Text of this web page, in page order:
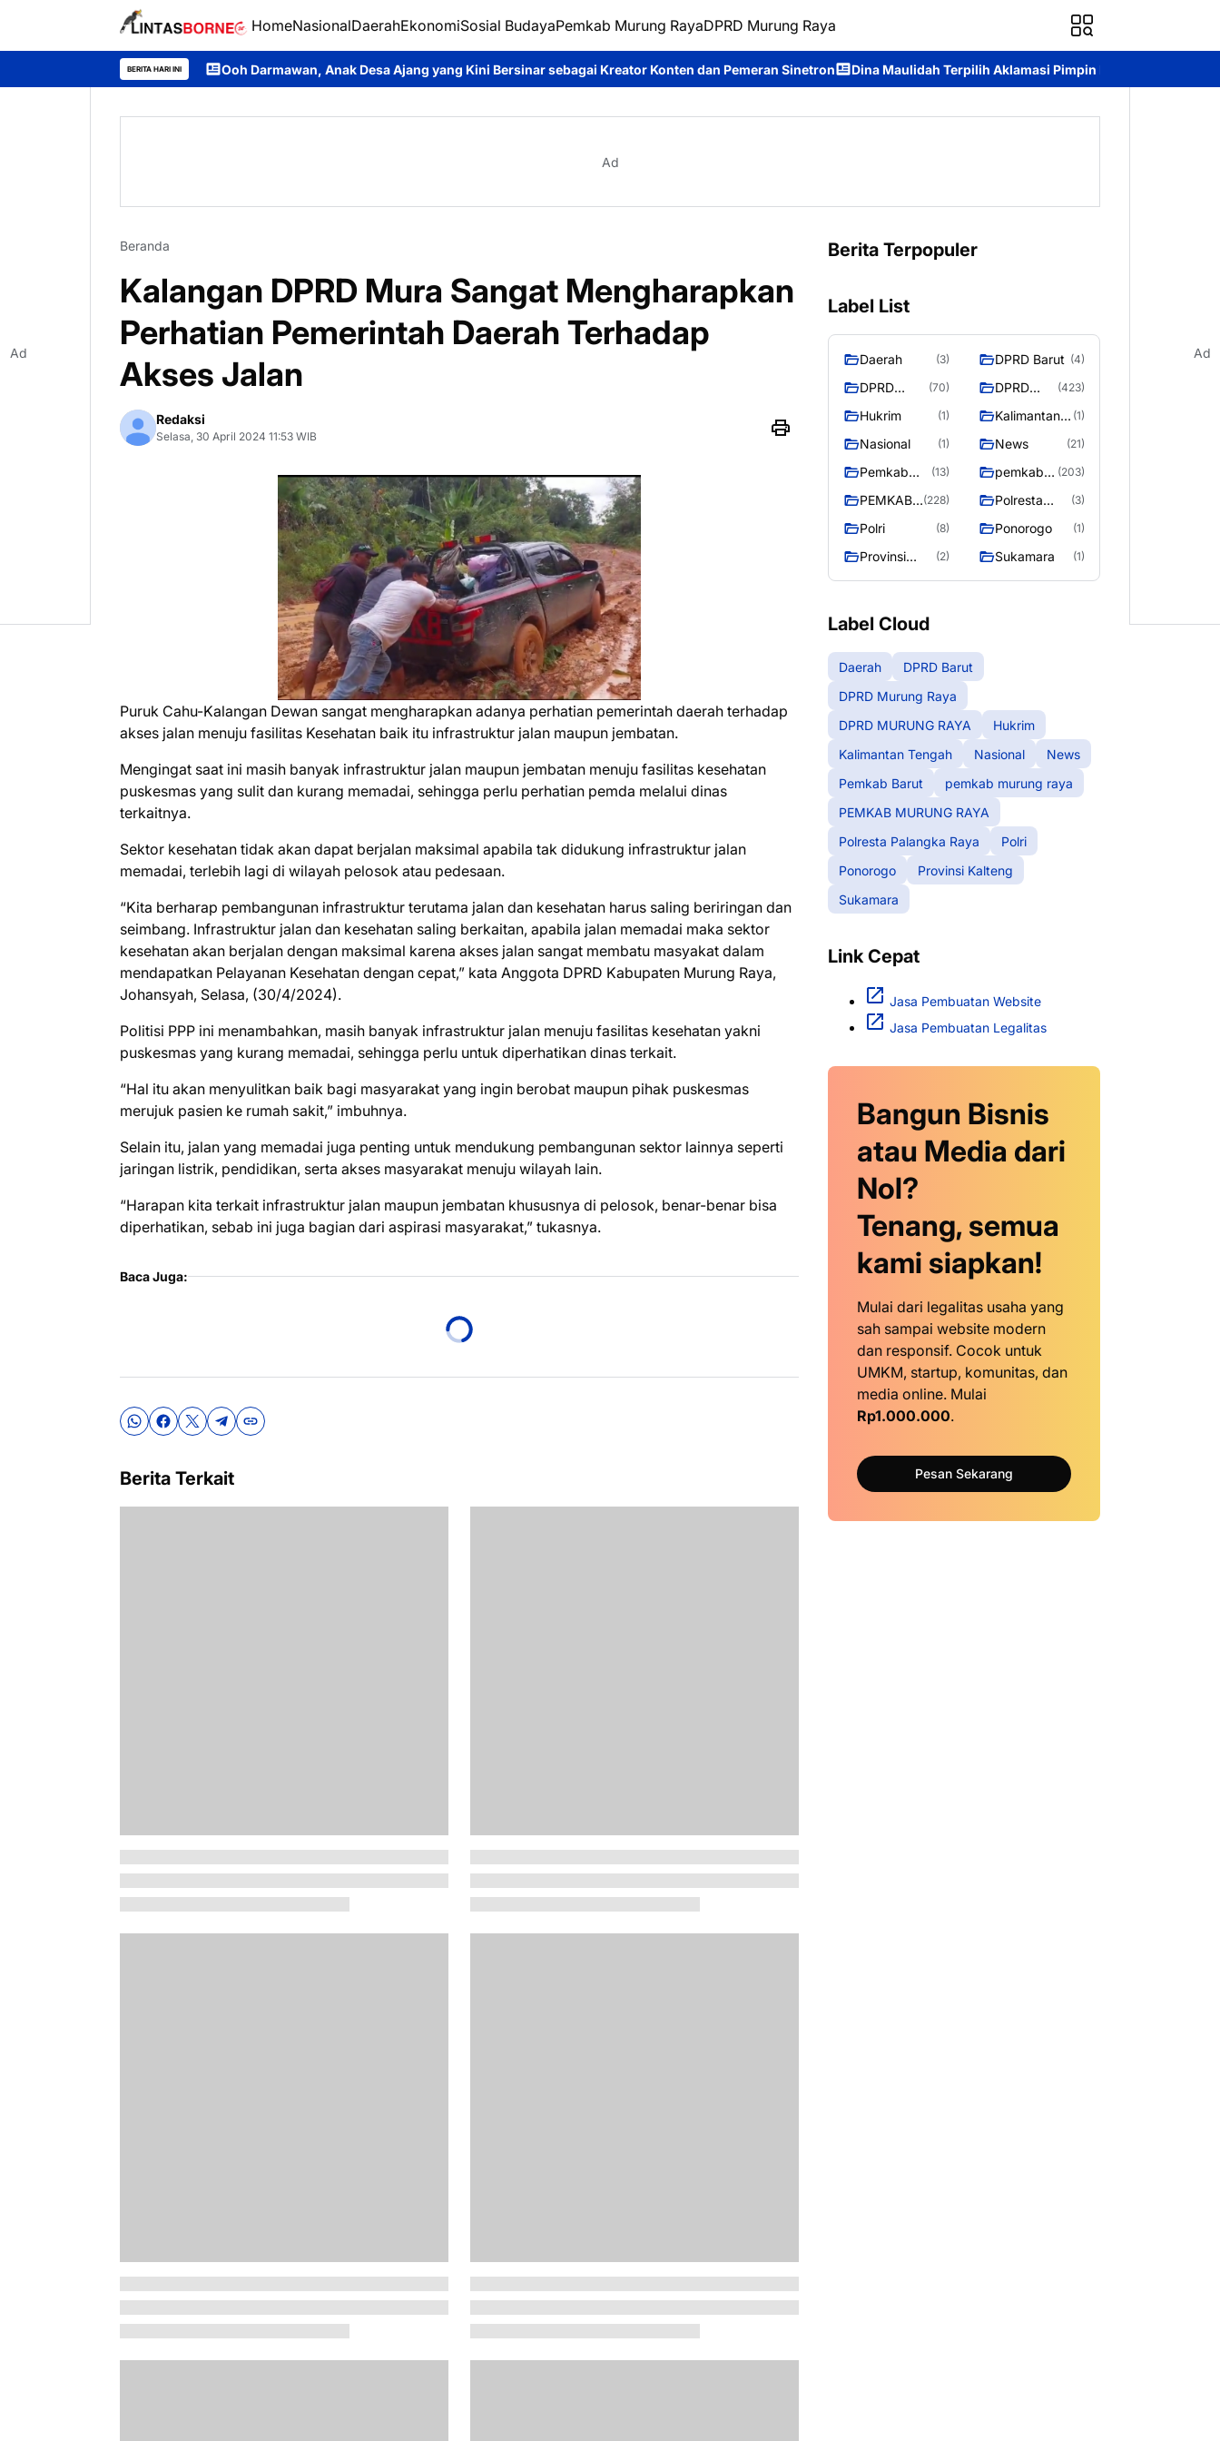
HomeNasionalDaerahEkonomiSosial BudayaPemkab Murung RayaDPRD Murung Raya
BERITA HARI INI
Ooh Darmawan, Anak Desa Ajang yang Kini Bersinar sebagai Kreator Konten dan Pemeran Sinetron Dina Maulidah Terpilih Aklamasi Pimpin Perempuan Bangsa Kalteng Periode
Ad
Beranda
Kalangan DPRD Mura Sangat Mengharapkan
Perhatian Pemerintah Daerah Terhadap
Akses Jalan
Redaksi
Selasa, 30 April 2024 11:53 WIB
Puruk Cahu-Kalangan Dewan sangat mengharapkan adanya perhatian pemerintah daerah terhadap
akses jalan menuju fasilitas Kesehatan baik itu infrastruktur jalan maupun jembatan.
Mengingat saat ini masih banyak infrastruktur jalan maupun jembatan menuju fasilitas kesehatan
puskesmas yang sulit dan kurang memadai, sehingga perlu perhatian pemda melalui dinas
terkaitnya.
Sektor kesehatan tidak akan dapat berjalan maksimal apabila tak didukung infrastruktur jalan
memadai, terlebih lagi di wilayah pelosok atau pedesaan.
“Kita berharap pembangunan infrastruktur terutama jalan dan kesehatan harus saling beriringan dan
seimbang. Infrastruktur jalan dan kesehatan saling berkaitan, apabila jalan memadai maka sektor
kesehatan akan berjalan dengan maksimal karena akses jalan sangat membatu masyakat dalam
mendapatkan Pelayanan Kesehatan dengan cepat,” kata Anggota DPRD Kabupaten Murung Raya,
Johansyah, Selasa, (30/4/2024).
Politisi PPP ini menambahkan, masih banyak infrastruktur jalan menuju fasilitas kesehatan yakni
puskesmas yang kurang memadai, sehingga perlu untuk diperhatikan dinas terkait.
“Hal itu akan menyulitkan baik bagi masyarakat yang ingin berobat maupun pihak puskesmas
merujuk pasien ke rumah sakit,” imbuhnya.
Selain itu, jalan yang memadai juga penting untuk mendukung pembangunan sektor lainnya seperti
jaringan listrik, pendidikan, serta akses masyarakat menuju wilayah lain.
“Harapan kita terkait infrastruktur jalan maupun jembatan khususnya di pelosok, benar-benar bisa
diperhatikan, sebab ini juga bagian dari aspirasi masyarakat,” tukasnya.
Baca Juga:
Berita Terkait
Berita Terpopuler
Label List
Daerah (3) DPRD Barut (4)
DPRD
Raya
(70)
DPRD
RAYA
(423)
Hukrim (1)
Kalimantan
(1)
Nasional (1) News (21)
Pemkab
(13)
pemkab
raya
(203)
PEMKAB
RAYA
(228)
Polresta
Raya
(3)
Polri (8) Ponorogo (1)
Provinsi
(2) Sukamara (1)
Label Cloud
Daerah
DPRD Barut
DPRD Murung Raya
DPRD MURUNG RAYA
Hukrim
Kalimantan Tengah
Nasional
News
Pemkab Barut
pemkab murung raya
PEMKAB MURUNG RAYA
Polresta Palangka Raya
Polri
Ponorogo
Provinsi Kalteng
Sukamara
Link Cepat
Jasa Pembuatan Website
Jasa Pembuatan Legalitas
Bangun Bisnis
atau Media dari
Nol?
Tenang, semua
kami siapkan!
Mulai dari legalitas usaha yang
sah sampai website modern
dan responsif. Cocok untuk
UMKM, startup, komunitas, dan
media online. Mulai
Rp1.000.000.
Pesan Sekarang
Ad Ad